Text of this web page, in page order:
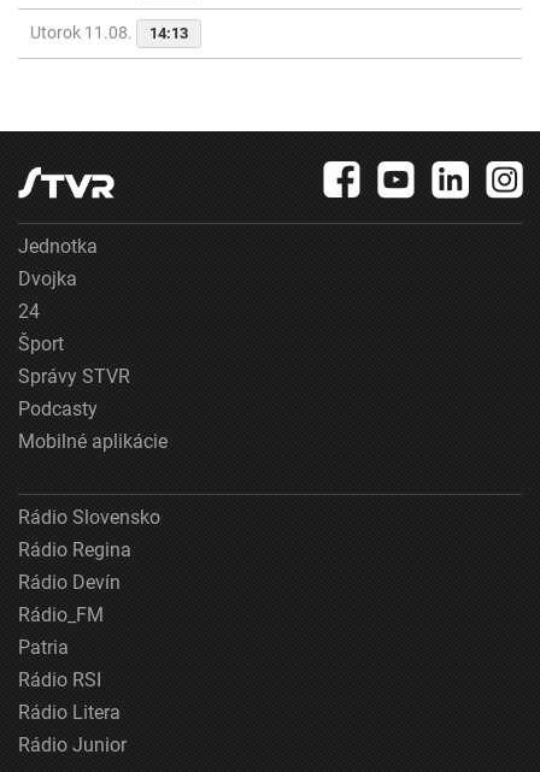
Utorok 11.08. 14:13
Jednotka
Dvojka
24
Šport
Správy STVR
Podcasty
Mobilné aplikácie
Rádio Slovensko
Rádio Regina
Rádio Devín
Rádio_FM
Patria
Rádio RSI
Rádio Litera
Rádio Junior